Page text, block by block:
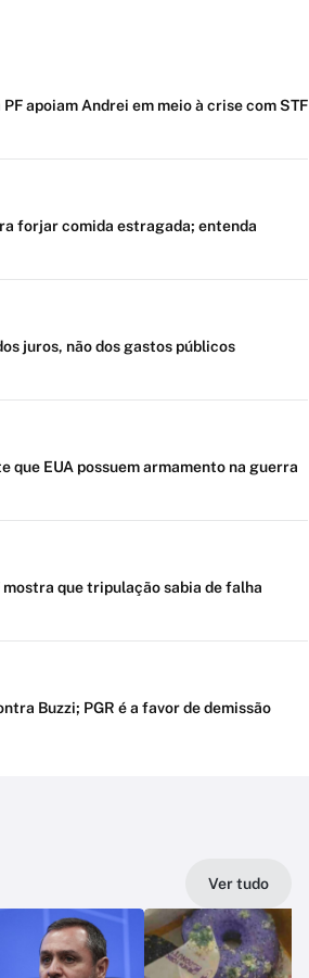
apoiam Andrei em meio à crise com STF
forjar comida estragada; entenda
juros, não dos gastos públicos
que EUA possuem armamento na guerra
mostra que tripulação sabia de falha
Buzzi; PGR é a favor de demissão
Ver tudo